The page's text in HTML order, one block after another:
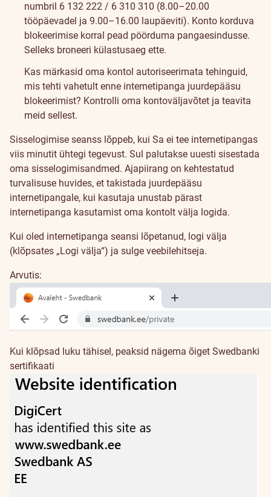
numbril 6 132 222 / 6 310 310 (8.00–20.00
tööpäevadel ja 9.00–16.00 laupäeviti). Konto korduva
blokeerimise korral pead pöörduma pangaesindusse.
Selleks broneeri külastusaeg ette.
Kas märkasid oma kontol autoriseerimata tehinguid,
mis tehti vahetult enne internetipanga juurdepääsu
blokeerimist? Kontrolli oma kontoväljavõtet ja teavita
meid sellest.
Sisselogimise seanss lõppeb, kui Sa ei tee internetipangas
viis minutit ühtegi tegevust. Sul palutakse uuesti sisestada
oma sisselogimisandmed. Ajapiirang on kehtestatud
turvalisuse huvides, et takistada juurdepääsu
internetipangale, kui kasutaja unustab pärast
internetipanga kasutamist oma kontolt välja logida.
Kui oled internetipanga seansi lõpetanud, logi välja
(klõpsates „Logi välja“) ja sulge veebilehitseja.
Arvutis:
Kui klõpsad luku tähisel, peaksid nägema õiget Swedbanki
sertifikaati